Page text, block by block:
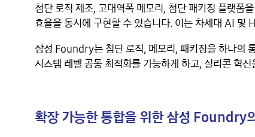
첨단 로직 제조, 고대역폭 메모리, 첨단 패키징 플랫폼
효율을 동시에 구현할 수 있습니다. 이는 차세대 AI 및
삼성 Foundry는 첨단 로직, 메모리, 패키징을 하나의
시스템 레벨 공동 최적화를 가능하게 하고, 실리콘 혁
확장 가능한 통합을 위한 삼성 Foundry